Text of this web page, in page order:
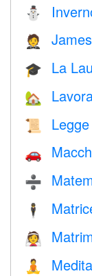
⛄
🤵
🎓 La
🏡
📜 Legge
🚗
➗
🕴️
👰
🧘